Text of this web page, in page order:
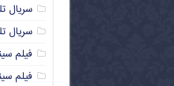
سریال
سریال
فیلم
فیلم